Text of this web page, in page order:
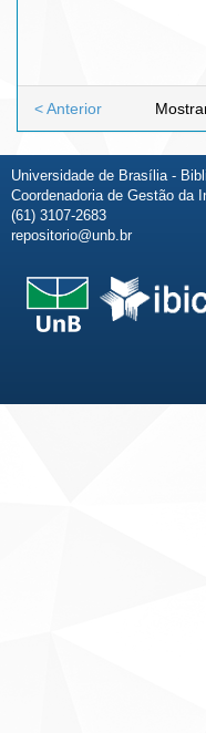
< Anterior
Universidade de Brasília -
Coordenadoria de Gestão da
(61) 3107-2683
repositorio@unb.br